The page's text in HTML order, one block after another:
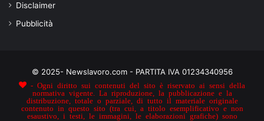
Disclaimer
Pubblicità
© 2025- Newslavoro.com - PARTITA IVA 01234340956
- Ogni diritto sui contenuti del sito è riservato ai sensi della
normativa vigente. La riproduzione, la pubblicazione e la
distribuzione, totale o parziale, di tutto il materiale originale
contenuto in questo sito (tra cui, a titolo esemplificativo e non
esaustivo, i testi, le immagini, le elaborazioni grafiche) sono